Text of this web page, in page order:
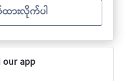
ားလိုက်ပါ
our app